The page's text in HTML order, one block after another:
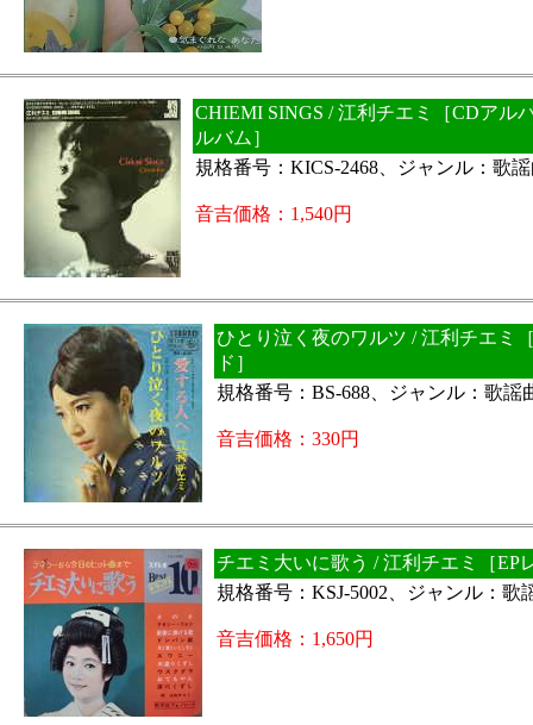
CHIEMI SINGS / 江利チエミ［CDアル
ルバム］
規格番号：KICS-2468、ジャンル：歌
音吉価格：1,540円
ひとり泣く夜のワルツ / 江利チエミ
ド］
規格番号：BS-688、ジャンル：歌謡
音吉価格：330円
チエミ大いに歌う / 江利チエミ［EP
規格番号：KSJ-5002、ジャンル：歌
音吉価格：1,650円